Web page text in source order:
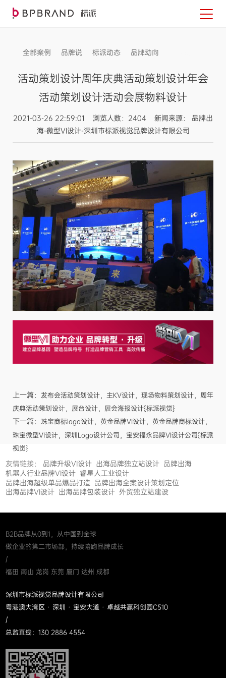
全部案例 品牌说 标派动态 品牌动向
活动策划设计周年庆典活动策划设计年会
活动策划设计活动会展物料设计
2021-03-26 22:59:01 浏览人数：2404 新闻来源： 品牌出
海-微型VI设计-深圳市标派视觉品牌设计有限公司
上一篇： 发布会活动策划设计，主KV设计，现场物料策划设计，周年
庆典活动策划设计，展台设计，展会海报设计{标派视觉}
下一篇： 珠宝商标logo设计，黄金品牌VI设计，黄金品牌商标设计，
珠宝微型VI设计，深圳Logo设计公司，宝安福永品牌VI设计公司{标派
视觉}
友情链接： 品牌升级VI设计 出海品牌独立站设计 品牌出海
机器人行业品牌VI设计 睿星人工业设计
品牌出海超级单品爆品打造 品牌出海全案设计策划定位
出海品牌VI设计 出海品牌包装设计 外贸独立站建设
B2B品牌从0到1，从中国到全球
做企业的第二市场部，持续陪跑品牌成长
/
福田 南山 龙岗 东莞 厦门 达州 成都
深圳市标派视觉品牌设计有限公司
粤港澳大湾区 · 深圳 · 宝安大道 · 卓越共赢科创园C510
/
总监直线：130 2886 4554